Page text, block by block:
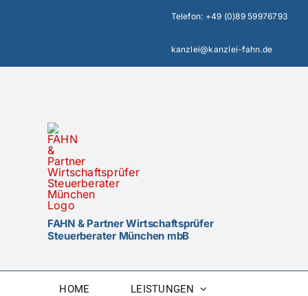
Telefon: +49 (0)89 59976793
kanzlei@kanzlei-fahn.de
FAHN & Partner Wirtschaftsprüfer
Steuerberater München mbB
HOME LEISTUNGEN